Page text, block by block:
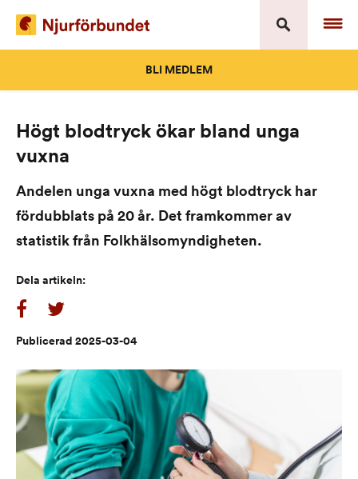
content
BLI MEDLEM
Högt blodtryck ökar bland unga
vuxna
Andelen unga vuxna med högt blodtryck har
fördubblats på 20 år. Det framkommer av
statistik från Folkhälsomyndigheten.
Dela artikeln:
Publicerad 2025-03-04